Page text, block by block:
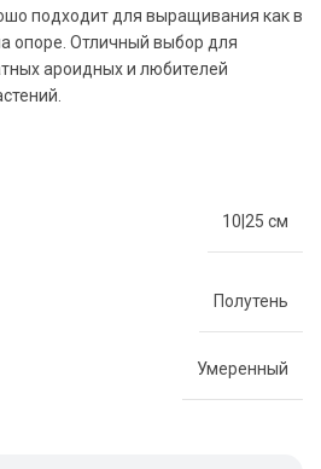
подходит для выращивания как в
опоре. Отличный выбор для
ароидных и любителей
10|25 см
Полутень
Умеренный